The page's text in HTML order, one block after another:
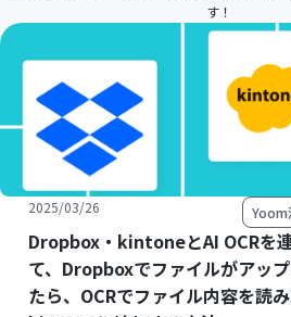
す！
2025/03/26 Yoom
Dropbox・kintoneとAI OCRを
て、Dropboxでファイルがアッ
たら、OCRでファイル内容を読